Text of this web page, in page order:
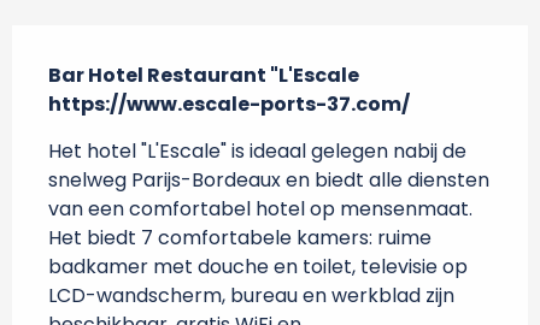
Bar Hotel Restaurant "L'Escale
https://www.escale-ports-37.com/
Het hotel "L'Escale" is ideaal gelegen nabij de
snelweg Parijs-Bordeaux en biedt alle diensten
van een comfortabel hotel op mensenmaat.
Het biedt 7 comfortabele kamers: ruime
badkamer met douche en toilet, televisie op
LCD-wandscherm, bureau en werkblad zijn